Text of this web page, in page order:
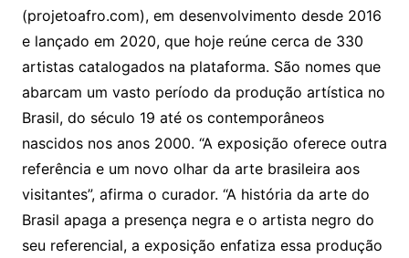
(projetoafro.com), em desenvolvimento desde 2016
e lançado em 2020, que hoje reúne cerca de 330
artistas catalogados na plataforma. São nomes que
abarcam um vasto período da produção artística no
Brasil, do século 19 até os contemporâneos
nascidos nos anos 2000. “A exposição oferece outra
referência e um novo olhar da arte brasileira aos
visitantes”, afirma o curador. “A história da arte do
Brasil apaga a presença negra e o artista negro do
seu referencial, a exposição enfatiza essa produção